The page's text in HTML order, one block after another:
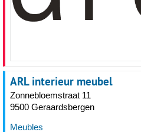
ARL interieur meubel
Zonnebloemstraat 11
9500 Geraardsbergen
Meubles